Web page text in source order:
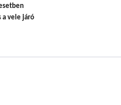
a vele járó